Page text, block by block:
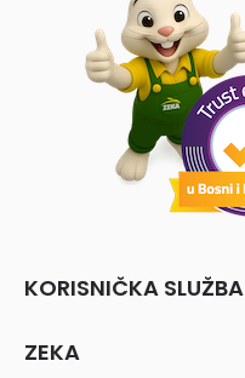
KORISNIČKA SLUŽBA
ZEKA